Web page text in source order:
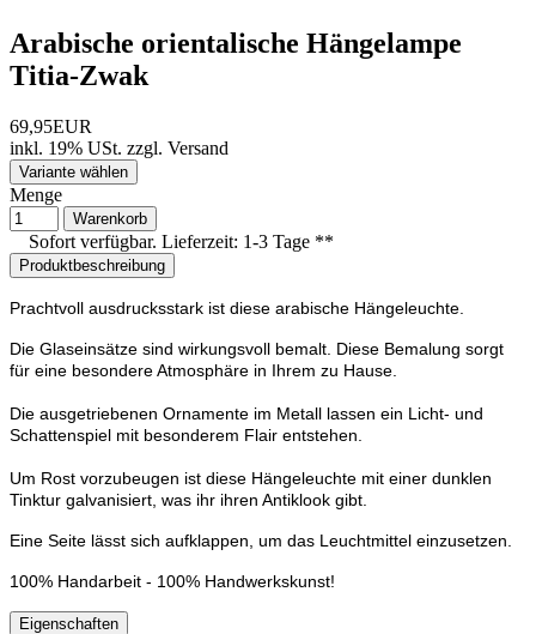
Arabische orientalische Hängelampe
Titia-Zwak
69,95EUR
inkl. 19% USt. zzgl. Versand
Variante wählen
Menge
Warenkorb
Sofort verfügbar. Lieferzeit: 1-3 Tage **
Produktbeschreibung
Prachtvoll ausdrucksstark ist diese arabische Hängeleuchte.
Die Glaseinsätze sind wirkungsvoll bemalt. Diese Bemalung sorgt
für eine besondere Atmosphäre in Ihrem zu Hause.
Die ausgetriebenen Ornamente im Metall lassen ein Licht- und
Schattenspiel mit besonderem Flair entstehen.
Um Rost vorzubeugen ist diese Hängeleuchte mit einer dunklen
Tinktur galvanisiert, was ihr ihren Antiklook gibt.
Eine Seite lässt sich aufklappen, um das Leuchtmittel einzusetzen.
100% Handarbeit - 100% Handwerkskunst!
Eigenschaften